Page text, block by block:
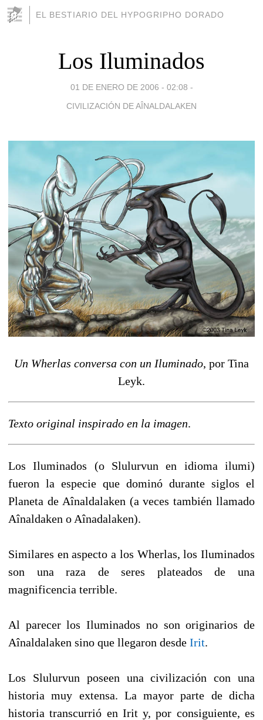
EL BESTIARIO DEL HYPOGRIPHO DORADO
Los Iluminados
01 DE ENERO DE 2006 - 02:08 -
CIVILIZACIÓN DE AÎNALDALAKEN
Un Wherlas conversa con un Iluminado, por Tina
Leyk.
Texto original inspirado en la imagen.
Los Iluminados (o Slulurvun en idioma ilumi)
fueron la especie que dominó durante siglos el
Planeta de Aînaldalaken (a veces también llamado
Aînaldaken o Aînadalaken).
Similares en aspecto a los Wherlas, los Iluminados
son una raza de seres plateados de una
magnificencia terrible.
Al parecer los Iluminados no son originarios de
Aînaldalaken sino que llegaron desde Irit.
Los Slulurvun poseen una civilización con una
historia muy extensa. La mayor parte de dicha
historia transcurrió en Irit y, por consiguiente, es